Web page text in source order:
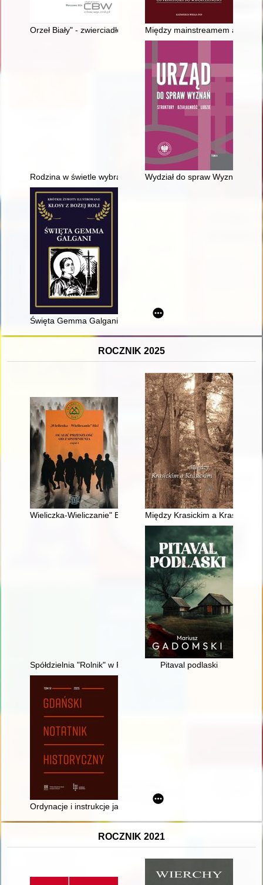
Orzeł Biały" - zwierciadło Polaków i polskiego żołnierza =
Między mainstreamem a
Rodzina w świetle wybranych aktów prawnych z okresu
Wydział do spraw Wyznań
Święta Gemma Galgani
ROCZNIK 2025
Wieliczka-Wieliczanie" Bis! : ocalić przeszłość od
Między Krasickim a Krasickim
Spółdzielnia "Rolnik" w Pobiedziskach od 1945 r. : zarys
Pitaval podlaski
Ordynacje i instrukcje jako źródło do dziejów prawa
ROCZNIK 2021